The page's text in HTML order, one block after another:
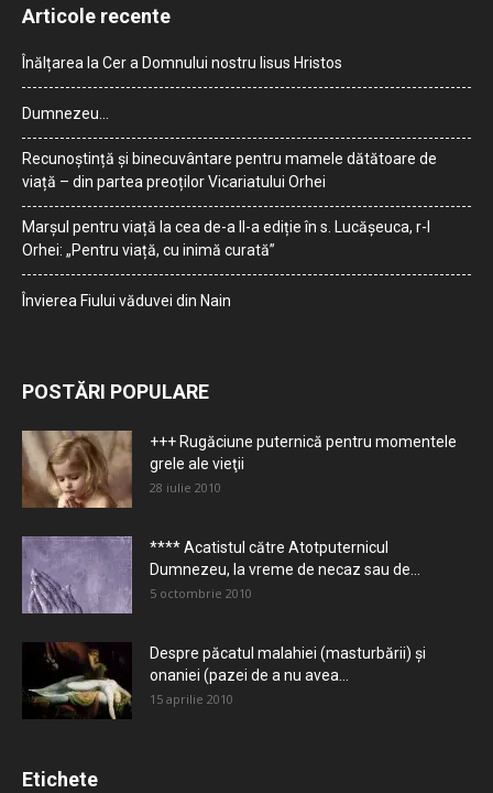
Articole recente
Înălțarea la Cer a Domnului nostru Iisus Hristos
Dumnezeu…
Recunoștință și binecuvântare pentru mamele dătătoare de
viață – din partea preoților Vicariatului Orhei
Marșul pentru viață la cea de-a II-a ediție în s. Lucășeuca, r-l
Orhei: „Pentru viață, cu inimă curată”
Învierea Fiului văduvei din Nain
POSTĂRI POPULARE
+++ Rugăciune puternică pentru momentele
grele ale vieţii
28 iulie 2010
**** Acatistul către Atotputernicul
Dumnezeu, la vreme de necaz sau de...
5 octombrie 2010
Despre păcatul malahiei (masturbării) şi
onaniei (pazei de a nu avea...
15 aprilie 2010
Etichete